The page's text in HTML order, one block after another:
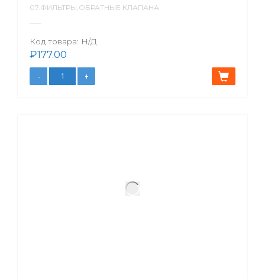
07.ФИЛЬТРЫ,ОБРАТНЫЕ КЛАПАНА
Код товара: Н/Д
₽177.00